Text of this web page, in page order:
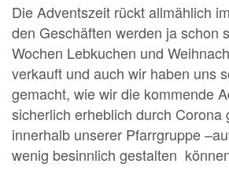
Die Adventszeit rückt allmählich
den Geschäften werden ja schon
Wochen Lebkuchen und
verkauft und auch wir haben uns
gemacht, wie wir die kommende
sicherlich erheblich durch Corona
innerhalb unserer Pfarrgruppe
wenig besinnlich gestalten